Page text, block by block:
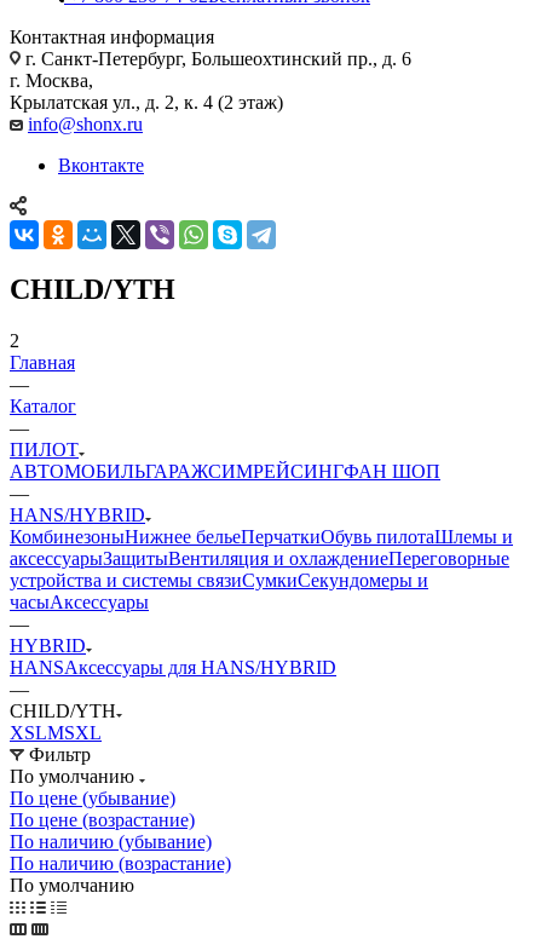
Контактная информация
г. Санкт-Петербург, Большеохтинский пр., д. 6
г. Москва,
Крылатская ул., д. 2, к. 4 (2 этаж)
info@shonx.ru
Вконтакте
CHILD/YTH
2
Главная
—
Каталог
—
ПИЛОТ
АВТОМОБИЛЬГАРАЖСИМРЕЙСИНГФАН ШОП
—
HANS/HYBRID
КомбинезоныНижнее бельеПерчаткиОбувь пилотаШлемы и
аксессуарыЗащитыВентиляция и охлаждениеПереговорные
устройства и системы связиСумкиСекундомеры и
часыАксессуары
—
HYBRID
HANSАксессуары для HANS/HYBRID
—
CHILD/YTH
XSLMSXL
Фильтр
По умолчанию
По цене (убывание)
По цене (возрастание)
По наличию (убывание)
По наличию (возрастание)
По умолчанию